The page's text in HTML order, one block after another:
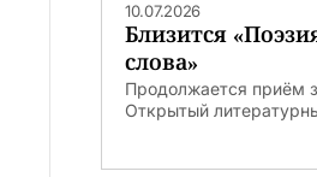
10.07.2026
Близится
слова»
Продолжается приём
Открытый